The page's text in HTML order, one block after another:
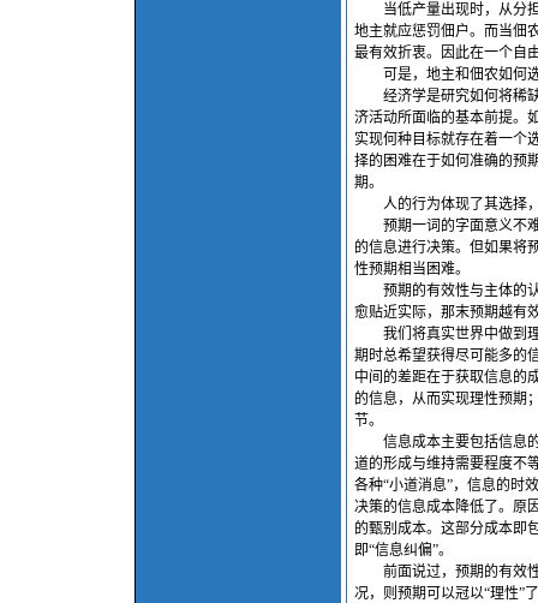
当低产量出现时，从分担
地主就应惩罚佃户。而当佃
最有效折衷。因此在一个自
可是，地主和佃农如何选
经济学是研究如何将稀缺
济活动所面临的基本前提。
实现何种目标就存在着一个
择的困难在于如何准确的预
期。
人的行为体现了其选择，
预期一词的字面意义不难
的信息进行决策。但如果将
性预期相当困难。
预期的有效性与主体的认
愈贴近实际，那末预期越有
我们将真实世界中做到理
期时总希望获得尽可能多的
中间的差距在于获取信息的
的信息，从而实现理性预期
节。
信息成本主要包括信息的
道的形成与维持需要程度不
各种“小道消息”，信息的时
决策的信息成本降低了。原
的甄别成本。这部分成本即
即“信息纠偏”。
前面说过，预期的有效性
况，则预期可以冠以“理性”